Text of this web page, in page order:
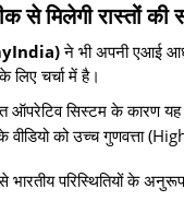
से मिलेगी रास्तों की
ने भी अपनी एआई
लिए चर्चा में है।
ऑपरेटिव सिस्टम के कारण यह
को उच्च गुणवत्ता
भारतीय परिस्थितियों के